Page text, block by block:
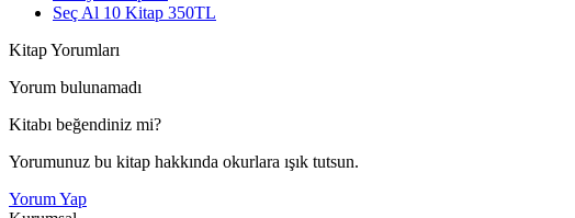
Seç Al 10 Kitap 350TL
Kitap Yorumları
Yorum bulunamadı
Kitabı beğendiniz mi?
Yorumunuz bu kitap hakkında okurlara ışık tutsun.
Yorum Yap